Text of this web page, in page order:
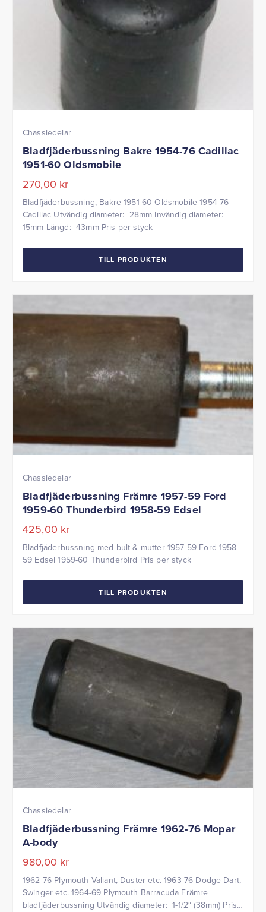
Chassiedelar
Bladfjäderbussning Bakre 1954-76 Cadillac
1951-60 Oldsmobile
270,00 kr
Bladfjäderbussning, Bakre 1951-60 Oldsmobile 1954-76
Cadillac Utvändig diameter: 28mm Invändig diameter:
15mm Längd: 43mm Pris per styck
TILL PRODUKTEN
Chassiedelar
Bladfjäderbussning Främre 1957-59 Ford
1959-60 Thunderbird 1958-59 Edsel
425,00 kr
Bladfjäderbussning med bult & mutter 1957-59 Ford 1958-
59 Edsel 1959-60 Thunderbird Pris per styck
TILL PRODUKTEN
Chassiedelar
Bladfjäderbussning Främre 1962-76 Mopar
A-body
980,00 kr
1962-76 Plymouth Valiant, Duster etc. 1963-76 Dodge Dart,
Swinger etc. 1964-69 Plymouth Barracuda Främre
bladfjäderbussning Utvändig diameter: 1-1/2″ (38mm) Pris